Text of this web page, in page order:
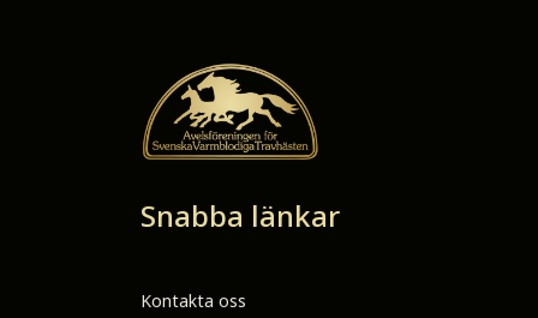
Snabba länkar
Kontakta oss